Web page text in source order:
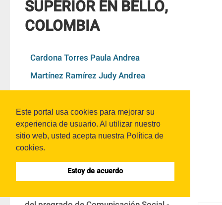
Este portal usa cookies para mejorar su
experiencia de usuario. Al utilizar nuestro
sitio web, usted acepta nuestra Política de
cookies.
Estoy de acuerdo
SUPERIOR EN BELLO,
COLOMBIA
Cardona Torres Paula Andrea
Martínez Ramírez Judy Andrea
DOI:10.53995/rsp.v14i14.1389
Resumen
Este artículo es producto de una